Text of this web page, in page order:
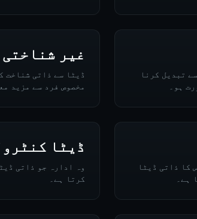
تبدیل کرنا
ہو۔
غیر
ڈیٹا سے ذاتی شناخت
مخصوص فرد سے مزید
کا ذاتی ڈیٹا
ہے۔
ڈیٹا
وہ ادارہ جو ذاتی
کرتا ہے۔